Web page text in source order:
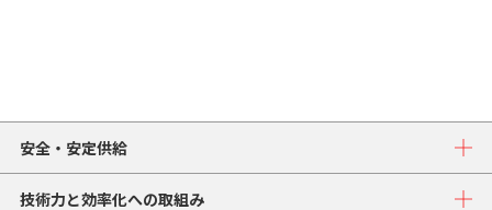
安全・安定供給
技術力と効率化への取組み